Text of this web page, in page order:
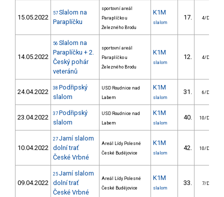
15.05.2022
57 Slalom na
Paraplíčku
sportovní areál
Paraplíčko u
Železného Brodu
K1M
slalom
17. 4/DM
14.05.2022
56 Slalom na
Paraplíčku + 2.
Český pohár
veteránů
sportovní areál
Paraplíčko u
Železného Brodu
K1M
slalom
12. 4/DM
24.04.2022 38 Podřipský
slalom
USD Roudnice nad
Labem
K1M
slalom
31. 6/DM
23.04.2022 37 Podřipský
slalom
USD Roudnice nad
Labem
K1M
slalom
40. 10/DM
10.04.2022
27 Jarní slalom
dolní trať
České Vrbné
Areál Lídy Polesné
České Budějovice
K1M
slalom
42. 10/DM
09.04.2022
25 Jarní slalom
dolní trať
České Vrbné
Areál Lídy Polesné
České Budějovice
K1M
slalom
33. 7/DM